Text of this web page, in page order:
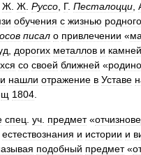
Ж Ж Руссо Г. Песталоцци
обучения с жизнью родного
писал о привлечении «
дорогих металлов и камней
со своей ближней «
нашли отражение в Уставе
щ 1804
спец уч предмет«
естествознания и истории и
подобный предмет«